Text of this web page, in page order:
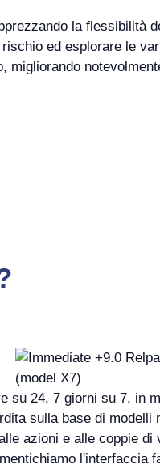
la flessibilità
ed esplorare le
24, 7 giorni su 7, in
sulla base di modelli
azioni e alle coppie
l'interfaccia